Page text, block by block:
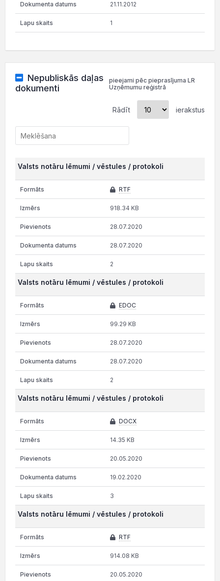
21.11.2012
1
Nepubliskās daļas
dokumenti
pieejami pēc pieprasījuma LR
Uzņēmumu reģistrā
Rādīt ierakstus
Valsts notāru lēmumi / vēstules / protokoli
RTF
918.34 KB
28.07.2020
28.07.2020
2
Valsts notāru lēmumi / vēstules / protokoli
EDOC
99.29 KB
28.07.2020
28.07.2020
2
Valsts notāru lēmumi / vēstules / protokoli
DOCX
14.35 KB
20.05.2020
19.02.2020
3
Valsts notāru lēmumi / vēstules / protokoli
RTF
914.08 KB
20.05.2020